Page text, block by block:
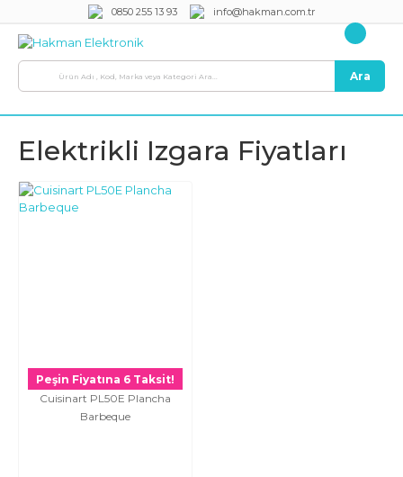
0850 255 13 93 info@hakman.com.tr
Ara
Elektrikli Izgara Fiyatları
Peşin Fiyatına 6 Taksit!
Cuisinart PL50E Plancha
Barbeque